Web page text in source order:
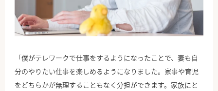
「僕がテレワークで仕事をするようになったことで、妻も自
分のやりたい仕事を楽しめるようになりました。家事や育児
をどちらかが無理することもなく分担ができます。家族にと